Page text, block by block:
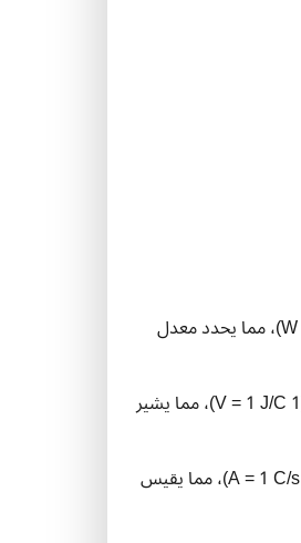
وحدة قياس الطاقة في النظام الدولي. يتم تعريف الواط بأنه جول واحد في الثانية (1 W = 1 J/s)، مما يحدد معدل
وحدة قياس فرق الجهد الكهربائي في النظام الدولي. يساوي الفولت واحد جول لكل كولوم (1 V = 1 J/C)، مما يشير
وحدة قياس التيار الكهربائي في النظام الدولي. يمثل الأمبير تدفق كولوم واحد في الثانية (1 A = 1 C/s)، مما يقيس